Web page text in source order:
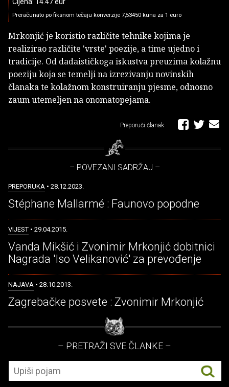
Preračunato po fiksnom tečaju konverzije 7,53450 kuna za 1 euro
Mrkonjić je koristio različite tehnike kojima je
realizirao različite 'vrste' poezije, a time ujedno i
tradicije. Od dadaističkoga iskustva preuzima kolažnu
poeziju koja se temelji na izrezivanju novinskih
članaka te kolažnom konstruiranju pjesme, odnosno
zaum utemeljen na onomatopejama.
Preporuči članak
– POVEZANI SADRŽAJ –
PREPORUKA • 28.12.2023.
Stéphane Mallarmé : Faunovo popodne
VIJEST • 29.04.2015.
Vanda Mikšić i Zvonimir Mrkonjić dobitnici
Nagrada 'Iso Velikanović' za prevođenje
NAJAVA • 28.10.2013.
Zagrebačke posvete : Zvonimir Mrkonjić
– PRETRAŽI SVE ČLANKE –